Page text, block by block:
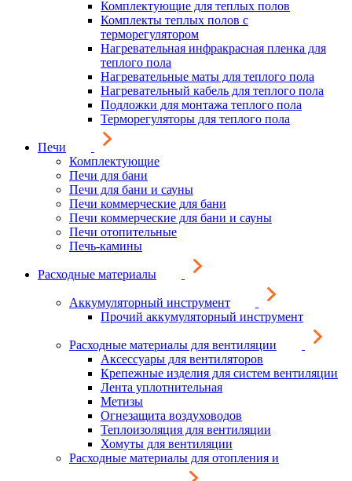
Комплектующие для теплых полов
Комплекты теплых полов с
терморегулятором
Нагревательная инфракрасная пленка для
теплого пола
Нагревательные маты для теплого пола
Нагревательный кабель для теплого пола
Подложки для монтажа теплого пола
Терморегуляторы для теплого пола
Печи
Комплектующие
Печи для бани
Печи для бани и сауны
Печи коммерческие для бани
Печи коммерческие для бани и сауны
Печи отопительные
Печь-камины
Расходные материалы
Аккумуляторный инструмент
Прочий аккумуляторный инструмент
Расходные материалы для вентиляции
Аксессуары для вентиляторов
Крепежные изделия для систем вентиляции
Лента уплотнительная
Метизы
Огнезащита воздуховодов
Теплоизоляция для вентиляции
Хомуты для вентиляции
Расходные материалы для отопления и